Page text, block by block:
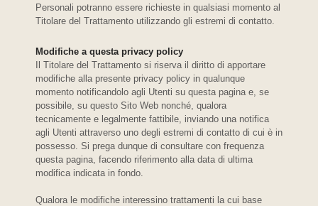
Personali potranno essere richieste in qualsiasi momento al
Titolare del Trattamento utilizzando gli estremi di contatto.
Modifiche a questa privacy policy
Il Titolare del Trattamento si riserva il diritto di apportare
modifiche alla presente privacy policy in qualunque
momento notificandolo agli Utenti su questa pagina e, se
possibile, su questo Sito Web nonché, qualora
tecnicamente e legalmente fattibile, inviando una notifica
agli Utenti attraverso uno degli estremi di contatto di cui è in
possesso. Si prega dunque di consultare con frequenza
questa pagina, facendo riferimento alla data di ultima
modifica indicata in fondo.
Qualora le modifiche interessino trattamenti la cui base